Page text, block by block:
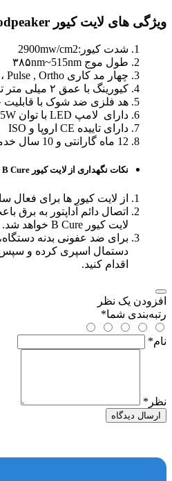
ویژگی های لایت کیور Woodpeaker مدل DTE B Cure:
شدت کیور:2900mw/cm2
طول موج ۳۸۵nm~515nm
چهار مد کاری Turbo ، Normal ، Pulse , Ortho
کیورینگ با عمق ۲ میلی متر تنها در یک ثانیه!
هد فلزی ضد شوک با قابلیت چرخش
دارای لامپ LED با توان 5W
دارای تاییده CE اروپا و ISO
12 ماه گارانتی و 10 سال خدمات پس از فروش
نکات نگهداری از لایت کیور Woodpecker B Cure:
از لایت کیور ها برای فعال
اتصال دائم آداپتور به برق
لایت کیور B Cure خواهد شد.
برای ضد عفونی بدنه
دستمال اسپری کرده و سپس
اقدام کنید.
افزودن یک نظر
رتبه‌بندی شما*
نام*
نظر *
ارسال دیدگاه